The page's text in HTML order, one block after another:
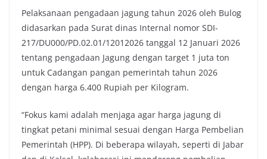
Pelaksanaan pengadaan jagung tahun 2026 oleh Bulog
didasarkan pada Surat dinas Internal nomor SDI-
217/DU000/PD.02.01/12012026 tanggal 12 Januari 2026
tentang pengadaan Jagung dengan target 1 juta ton
untuk Cadangan pangan pemerintah tahun 2026
dengan harga 6.400 Rupiah per Kilogram.
“Fokus kami adalah menjaga agar harga jagung di
tingkat petani minimal sesuai dengan Harga Pembelian
Pemerintah (HPP). Di beberapa wilayah, seperti di Jabar